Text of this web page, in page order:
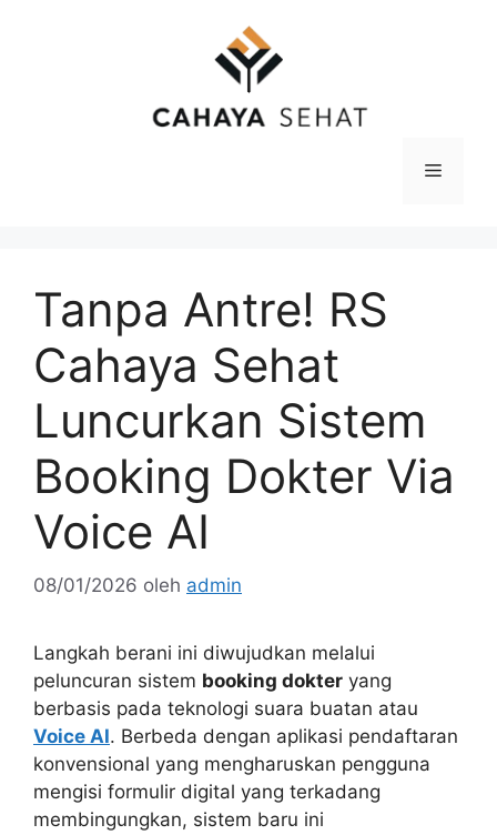
Menu
Tanpa Antre! RS
Cahaya Sehat
Luncurkan Sistem
Booking Dokter Via
Voice AI
08/01/2026 oleh admin
Langkah berani ini diwujudkan melalui
peluncuran sistem booking dokter yang
berbasis pada teknologi suara buatan atau
Voice AI. Berbeda dengan aplikasi pendaftaran
konvensional yang mengharuskan pengguna
mengisi formulir digital yang terkadang
membingungkan, sistem baru ini